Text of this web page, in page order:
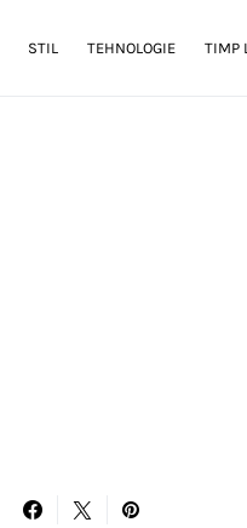
STIL TEHNOLOGIE TIMP